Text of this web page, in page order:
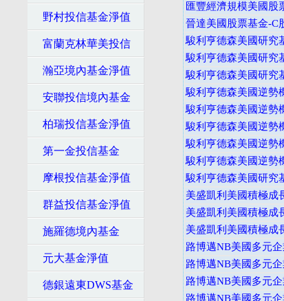
野村投信基金淨值
富蘭克林華美投信
瀚亞境內基金淨值
安聯投信境內基金
柏瑞投信基金淨值
第一金投信基金
摩根投信基金淨值
群益投信基金淨值
施羅德境內基金
元大基金淨值
德銀遠東DWS基金
匯豐經濟規模美國股
晉達美國股票基金-C
駿利亨德森美國研究
駿利亨德森美國研究
駿利亨德森美國研究
駿利亨德森美國逆勢
駿利亨德森美國逆勢
駿利亨德森美國逆勢
駿利亨德森美國逆勢
駿利亨德森美國逆勢
駿利亨德森美國研究
美盛凱利美國積極成
美盛凱利美國積極成
美盛凱利美國積極成
路博邁NB美國多元
路博邁NB美國多元
路博邁NB美國多元
路博邁NB美國多元